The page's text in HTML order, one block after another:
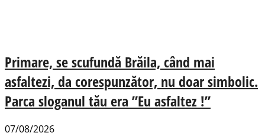
Primare, se scufundă Brăila, când mai
asfaltezi, da corespunzător, nu doar simbolic.
Parca sloganul tău era ”Eu asfaltez !”
07/08/2026